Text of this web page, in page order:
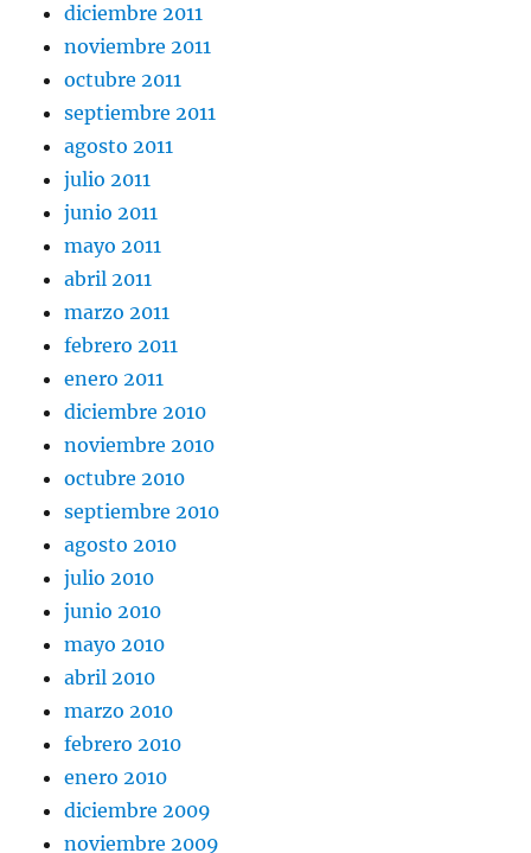
diciembre 2011
noviembre 2011
octubre 2011
septiembre 2011
agosto 2011
julio 2011
junio 2011
mayo 2011
abril 2011
marzo 2011
febrero 2011
enero 2011
diciembre 2010
noviembre 2010
octubre 2010
septiembre 2010
agosto 2010
julio 2010
junio 2010
mayo 2010
abril 2010
marzo 2010
febrero 2010
enero 2010
diciembre 2009
noviembre 2009